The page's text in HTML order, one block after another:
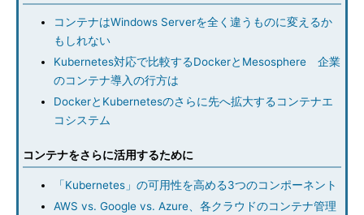
コンテナはWindows Serverを全く違うものに変えるか
もしれない
Kubernetes対応で比較するDockerとMesosphere 企業
のコンテナ導入の行方は
DockerとKubernetesのさらに先へ拡大するコンテナエ
コシステム
コンテナをさらに活用するために
「Kubernetes」の可用性を高める3つのコンポーネント
AWS vs. Google vs. Azure、各クラウドのコンテナ管理